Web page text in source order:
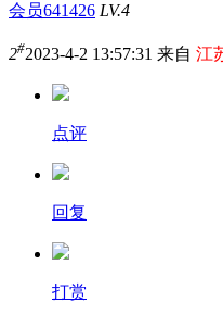
会员641426 LV.4
2#2023-4-2 13:57:31 来自 江
点评
回复
打赏